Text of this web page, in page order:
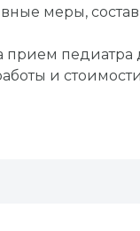
меры,
прием педиатра
и